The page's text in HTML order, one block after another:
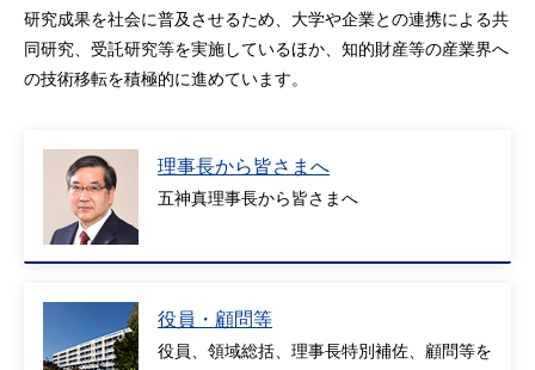
研究成果を社会に普及させるため、大学や企業との連携による共
同研究、受託研究等を実施しているほか、知的財産等の産業界へ
の技術移転を積極的に進めています。
理事長から皆さまへ
五神真理事長から皆さまへ
役員・顧問等
役員、領域総括、理事長特別補佐、顧問等を